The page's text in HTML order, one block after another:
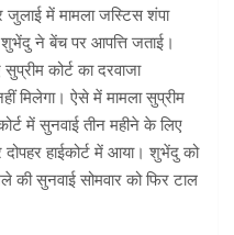
में मामला जस्टिस शंपा
ने बेंच पर आपत्ति जताई।
कोर्ट का दरवाजा
मिलेगा। ऐसे में मामला सुप्रीम
में सुनवाई तीन महीने के लिए
दोपहर हाईकोर्ट में आया। शुभेंदु को
की सुनवाई सोमवार को फिर टाल